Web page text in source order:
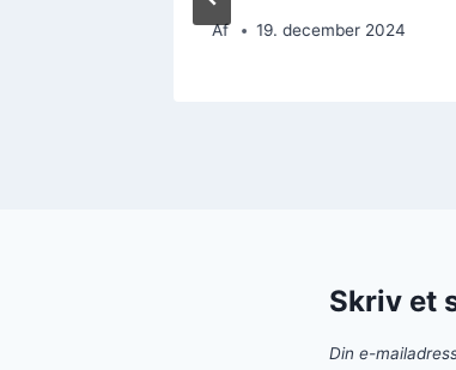
Af 19. december 2024
Skriv et
Din e-